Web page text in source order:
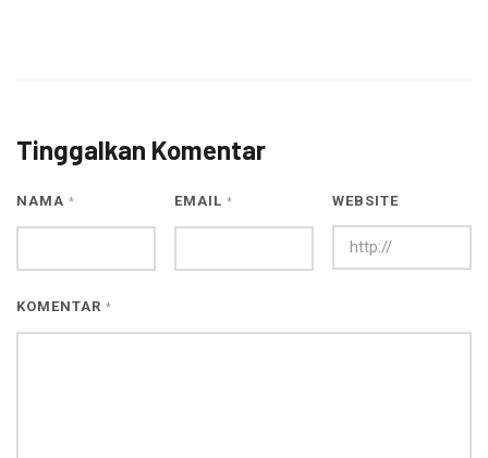
Tinggalkan Komentar
NAMA * EMAIL * WEBSITE
KOMENTAR *